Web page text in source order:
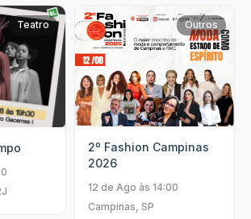
Teatro Outros
2º Fashion Campinas
2026
12 de Ago às 14:00
Campinas, SP